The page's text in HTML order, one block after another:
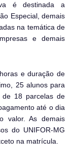
é destinada a
Especial, demais
na temática de
e demais
e duração de
25 alunos para
18 parcelas de
até o dia
valor. As demais
do UNIFOR-MG
na matrícula.